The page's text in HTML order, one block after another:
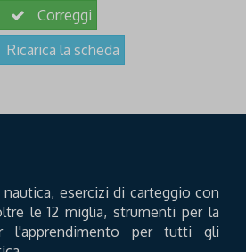
Correggi
Ricarica la scheda
esercizi di carteggio con
le 12 miglia, strumenti per la
l'apprendimento per tutti gli